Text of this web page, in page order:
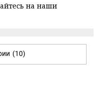
на наши
(10)